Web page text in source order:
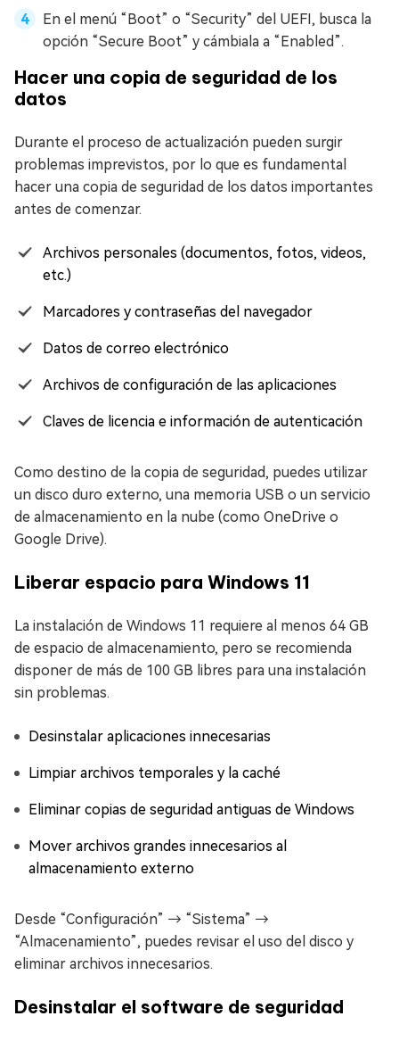
En el menú “Boot” o “Security” del UEFI, busca la
opción “Secure Boot” y cámbiala a “Enabled”.
Hacer una copia de seguridad de los
datos
Durante el proceso de actualización pueden surgir
problemas imprevistos, por lo que es fundamental
hacer una copia de seguridad de los datos importantes
antes de comenzar.
Archivos personales (documentos, fotos, videos,
etc.)
Marcadores y contraseñas del navegador
Datos de correo electrónico
Archivos de configuración de las aplicaciones
Claves de licencia e información de autenticación
Como destino de la copia de seguridad, puedes utilizar
un disco duro externo, una memoria USB o un servicio
de almacenamiento en la nube (como OneDrive o
Google Drive).
Liberar espacio para Windows 11
La instalación de Windows 11 requiere al menos 64 GB
de espacio de almacenamiento, pero se recomienda
disponer de más de 100 GB libres para una instalación
sin problemas.
Desinstalar aplicaciones innecesarias
Limpiar archivos temporales y la caché
Eliminar copias de seguridad antiguas de Windows
Mover archivos grandes innecesarios al
almacenamiento externo
Desde “Configuración” → “Sistema” →
“Almacenamiento”, puedes revisar el uso del disco y
eliminar archivos innecesarios.
Desinstalar el software de seguridad